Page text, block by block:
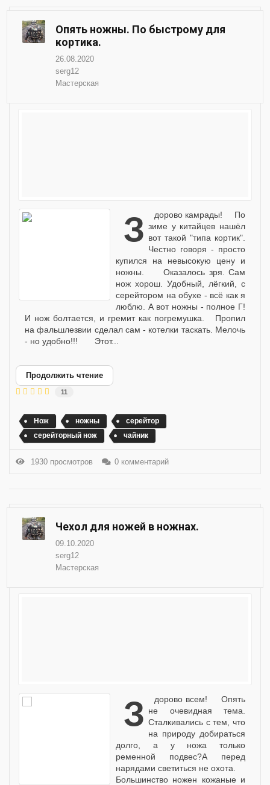
Опять ножны. По быстрому для
кортика.
26.08.2020
serg12
Мастерская
Здорово камрады! По зиме у китайцев нашёл
вот такой "типа кортик".
Честно говоря - просто
купился на невысокую цену и
ножны. Оказалось зря. Сам
нож хорош. Удобный, лёгкий, с
серейтором на обухе - всё как я
люблю. А вот ножны - полное Г!
И нож болтается, и гремит как погремушка. Пропил
на фальшлезвии сделал сам - котелки таскать. Мелочь
- но удобно!!! Этот...
Продолжить чтение
11
Нож ножны
серейтор
серейторный нож
чайник
1930 просмотров 0 комментарий
Чехол для ножей в ножнах.
09.10.2020
serg12
Мастерская
Здорово всем! Опять не очевидная тема.
Сталкивались с тем, что
на природу добираться
долго, а у ножа только
ременной подвес?А перед
нарядами светиться не охота.
Большинство ножен кожаные и